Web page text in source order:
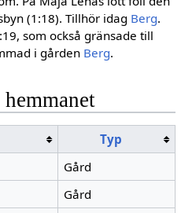
(1:18). Tillhör idag Berg.
som också gränsade till
i gården Berg.
Typ
Gård
Gård